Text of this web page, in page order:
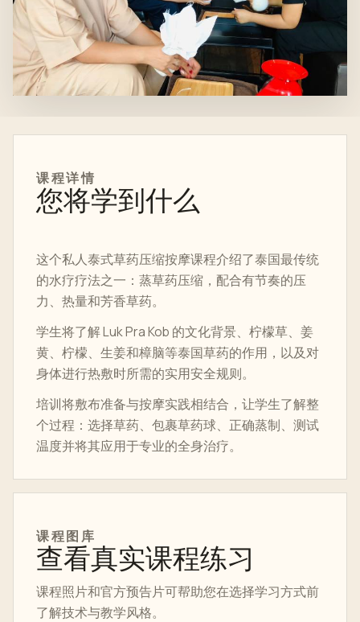
课程详情
您将学到什么
这个私人泰式草药压缩按摩课程介绍了泰国最传统
的水疗疗法之一：蒸草药压缩，配合有节奏的压
力、热量和芳香草药。
学生将了解 Luk Pra Kob 的文化背景、柠檬草、姜
黄、柠檬、生姜和樟脑等泰国草药的作用，以及对
身体进行热敷时所需的实用安全规则。
培训将敷布准备与按摩实践相结合，让学生了解整
个过程：选择草药、包裹草药球、正确蒸制、测试
温度并将其应用于专业的全身治疗。
课程图库
查看真实课程练习
课程照片和官方预告片可帮助您在选择学习方式前
了解技术与教学风格。